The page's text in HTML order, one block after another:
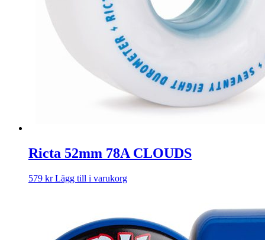
Ricta 52mm 78A CLOUDS
579 kr Lägg till i varukorg